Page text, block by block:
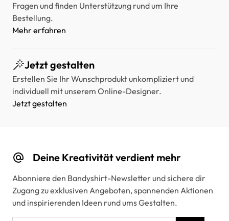
Fragen und finden Unterstützung rund um Ihre
Bestellung.
Mehr erfahren
Jetzt gestalten
Erstellen Sie Ihr Wunschprodukt unkompliziert und
individuell mit unserem Online-Designer.
Jetzt gestalten
Deine Kreativität verdient mehr
Abonniere den Bandyshirt-Newsletter und sichere dir
Zugang zu exklusiven Angeboten, spannenden Aktionen
und inspirierenden Ideen rund ums Gestalten.